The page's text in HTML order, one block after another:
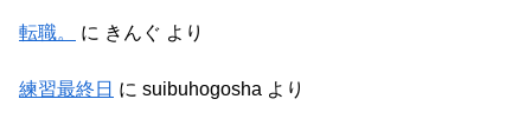
転職。 に きんぐ より
練習最終日 に suibuhogosha より